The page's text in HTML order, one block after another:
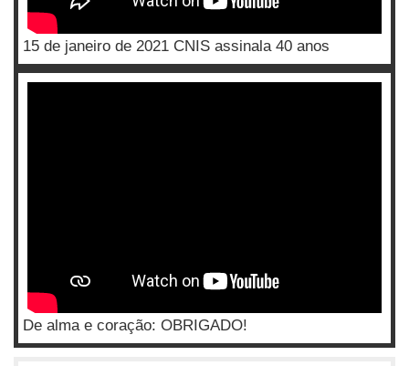
15 de janeiro de 2021 CNIS assinala 40 anos
De alma e coração: OBRIGADO!